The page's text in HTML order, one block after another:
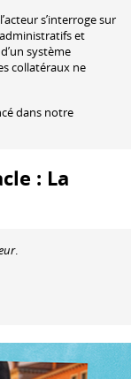
s’interroge sur
et
système
collatéraux ne
dans notre
: La
.